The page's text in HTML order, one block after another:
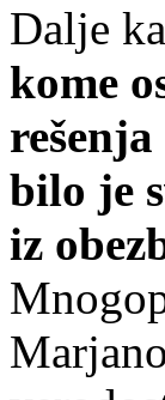
Dalje
kome
bilo je
iz